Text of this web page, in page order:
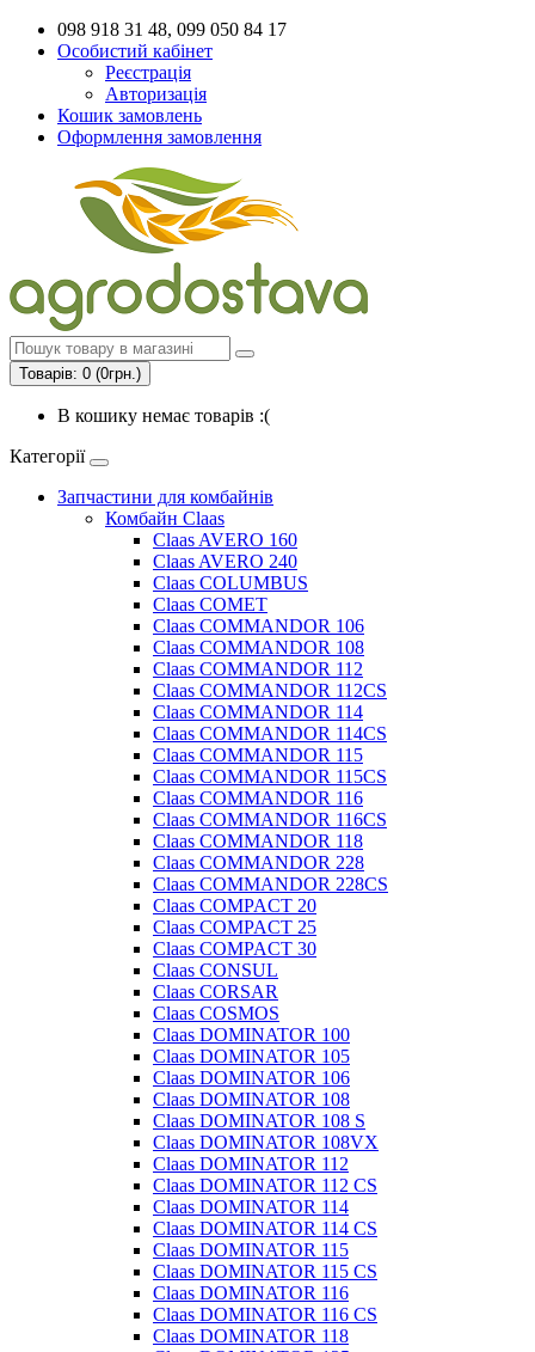
098 918 31 48, 099 050 84 17
Особистий кабінет
Реєстрація
Авторизація
Кошик замовлень
Оформлення замовлення
Товарів: 0 (0грн.)
В кошику немає товарів :(
Категорії
Запчастини для комбайнів
Комбайн Claas
Claas AVERO 160
Claas AVERO 240
Claas COLUMBUS
Claas COMET
Claas COMMANDOR 106
Claas COMMANDOR 108
Claas COMMANDOR 112
Claas COMMANDOR 112CS
Claas COMMANDOR 114
Claas COMMANDOR 114CS
Claas COMMANDOR 115
Claas COMMANDOR 115CS
Claas COMMANDOR 116
Claas COMMANDOR 116CS
Claas COMMANDOR 118
Claas COMMANDOR 228
Claas COMMANDOR 228CS
Claas COMPACT 20
Claas COMPACT 25
Claas COMPACT 30
Claas CONSUL
Claas CORSAR
Claas COSMOS
Claas DOMINATOR 100
Claas DOMINATOR 105
Claas DOMINATOR 106
Claas DOMINATOR 108
Claas DOMINATOR 108 S
Claas DOMINATOR 108VX
Claas DOMINATOR 112
Claas DOMINATOR 112 CS
Claas DOMINATOR 114
Claas DOMINATOR 114 CS
Claas DOMINATOR 115
Claas DOMINATOR 115 CS
Claas DOMINATOR 116
Claas DOMINATOR 116 CS
Claas DOMINATOR 118